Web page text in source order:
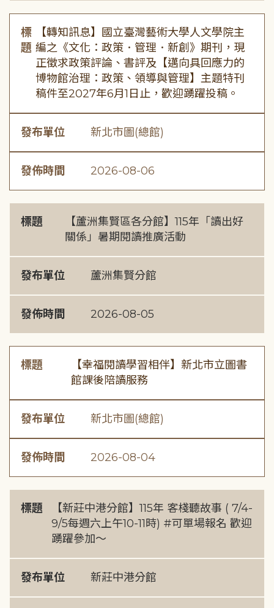
標
題
【轉知訊息】國立臺灣藝術大學人文學院主
編之《文化：政策．管理．新創》期刊，現
正徵求政策評論、書評及【邁向具回應力的
博物館治理：政策、領導與管理】主題特刊
稿件至2027年6月1日止，歡迎踴躍投稿。
發布單位 新北市圖(總館)
發佈時間 2026-08-06
標題
【蘆洲集賢區各分館】115年「讀出好
關係」暑期閱讀推廣活動
發布單位 蘆洲集賢分館
發佈時間 2026-08-05
標題
【幸福閱讀學習相伴】新北市立圖書
館課後陪讀服務
發布單位 新北市圖(總館)
發佈時間 2026-08-04
標題
【新莊中港分館】115年 客棧聽故事 ( 7/4-
9/5每週六上午10-11時) #可單場報名 歡迎
踴躍參加～
發布單位 新莊中港分館